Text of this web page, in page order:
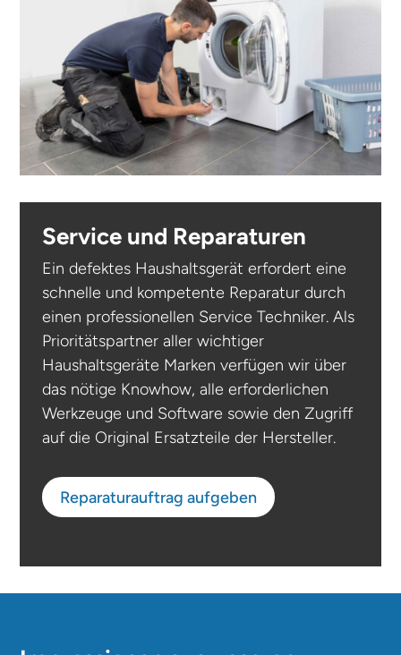
Service und Reparaturen
Ein defektes Haushaltsgerät erfordert eine
schnelle und kompetente Reparatur durch
einen professionellen Service Techniker. Als
Prioritätspartner aller wichtiger
Haushaltsgeräte Marken verfügen wir über
das nötige Knowhow, alle erforderlichen
Werkzeuge und Software sowie den Zugriff
auf die Original Ersatzteile der Hersteller.
Reparaturauftrag aufgeben